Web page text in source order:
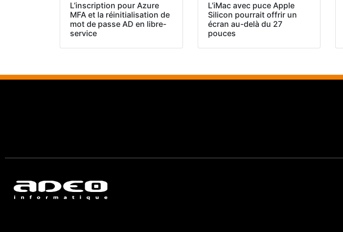
L’inscription pour Azure
MFA et la réinitialisation de
mot de passe AD en libre-
service
L’iMac avec puce Apple
Silicon pourrait offrir un
écran au-delà du 27
pouces